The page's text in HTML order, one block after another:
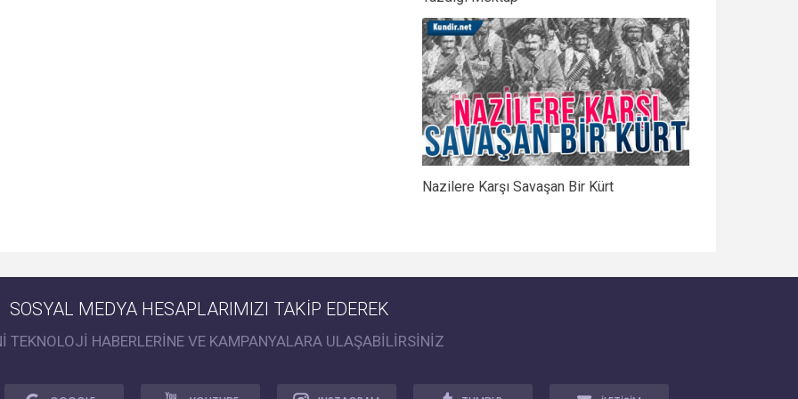
Nazilere Karşı Savaşan Bir Kürt
SOSYAL MEDYA HESAPLARIMIZI TAKİP EDEREK
TEKNOLOJİ HABERLERİNE VE KAMPANYALARA ULAŞABİLİRSİNİZ